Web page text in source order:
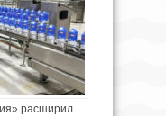
расширил